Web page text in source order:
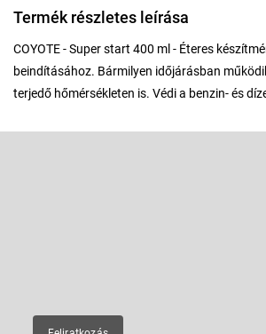
Termék részletes leírása
COYOTE - Super start 400 ml - Éteres
beindításához. Bármilyen időjárásban
terjedő hőmérsékleten is. Védi a benzin- és